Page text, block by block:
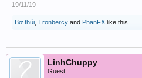
19/11/19
Bơ thúi Tronbercy and PhanFX like this.
LinhChuppy
Guest